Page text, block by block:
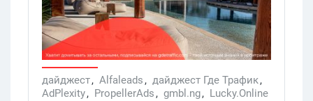
Lucky.Online, PropellerAds, AdPlexity и
Gmbl.ng.
дайджест, Alfaleads, дайджест Где Трафик,
AdPlexity, PropellerAds, gmbl.ng, Lucky.Online